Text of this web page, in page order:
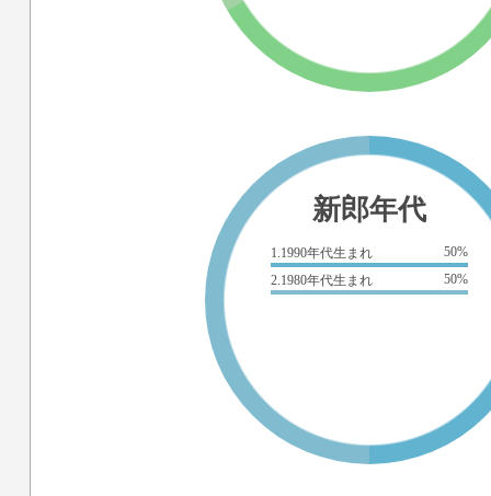
新郎年代
1.1990年代生まれ
50%
2.1980年代生まれ
50%